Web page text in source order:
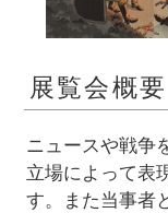
展覧会概要
ニュースや戦争
立場によって表
す。また当事者